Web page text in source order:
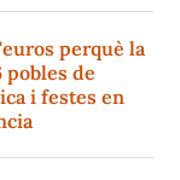
perquè la
pobles de
i festes en